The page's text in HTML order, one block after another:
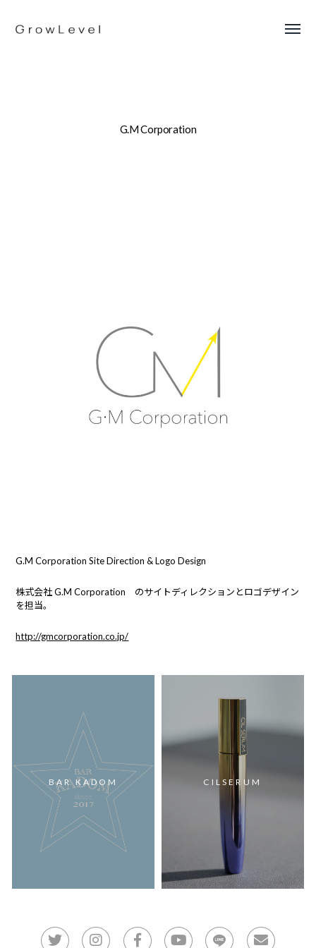
G.M Corporation
G.M Corporation Site Direction & Logo Design
株式会社 G.M Corporation のサイトディレクションとロゴデザイン
を担当。
http://gmcorporation.co.jp/
BAR KADOM CILSERUM